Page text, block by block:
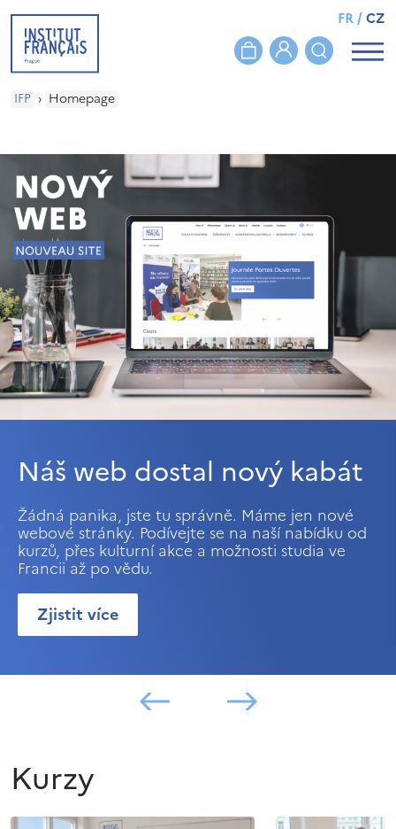
FR/CZ
IFP › Homepage
Náš web dostal nový kabát
Žádná panika, jste tu správně. Máme jen nové
webové stránky. Podívejte se na naší nabídku od
kurzů, přes kulturní akce a možnosti studia ve
Francii až po vědu.
Zjistit více
Kurzy